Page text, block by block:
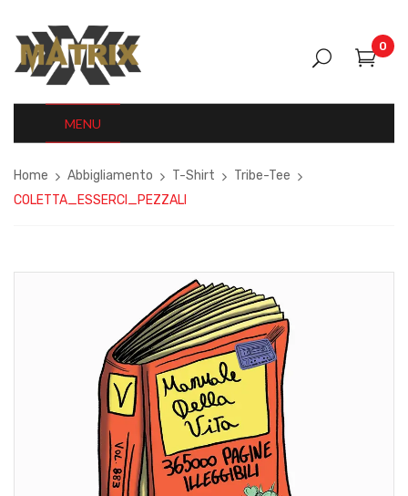
0
MENU
Home Abbigliamento T-Shirt
Tribe-Tee
COLETTA_ESSERCI_PEZZALI